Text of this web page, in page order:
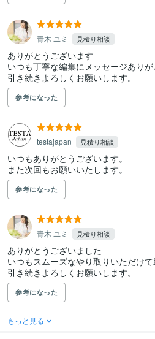
青木 ユミ 見積り相談
ありがとうございます
いつも丁寧な編集にメッセージあり
引き続きよろしくお願いします。
参考になった
testajapan 見積り相談
いつもありがとうございます。
また次回もお願いいたします。
参考になった
青木 ユミ 見積り相談
ありがとうございました
いつもスムーズなやり取りいただけ
引き続きよろしくお願いします。
参考になった
もっと見る